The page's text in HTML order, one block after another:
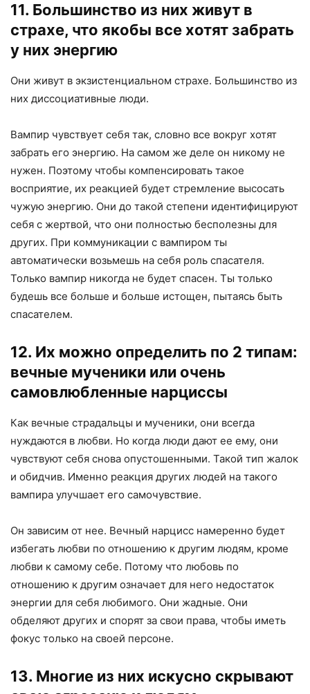
11. Большинство из них живут в
страхе, что якобы все хотят забрать
у них энергию
Они живут в экзистенциальном страхе. Большинство из
них диссоциативные люди.
Вампир чувствует себя так, словно все вокруг хотят
забрать его энергию. На самом же деле он никому не
нужен. Поэтому чтобы компенсировать такое
восприятие, их реакцией будет стремление высосать
чужую энергию. Они до такой степени идентифицируют
себя с жертвой, что они полностью бесполезны для
других. При коммуникации с вампиром ты
автоматически возьмешь на себя роль спасателя.
Только вампир никогда не будет спасен. Ты только
будешь все больше и больше истощен, пытаясь быть
спасателем.
12. Их можно определить по 2 типам:
вечные мученики или очень
самовлюбленные нарциссы
Как вечные страдальцы и мученики, они всегда
нуждаются в любви. Но когда люди дают ее ему, они
чувствуют себя снова опустошенными. Такой тип жалок
и обидчив. Именно реакция других людей на такого
вампира улучшает его самочувствие.
Он зависим от нее. Вечный нарцисс намеренно будет
избегать любви по отношению к другим людям, кроме
любви к самому себе. Потому что любовь по
отношению к другим означает для него недостаток
энергии для себя любимого. Они жадные. Они
обделяют других и спорят за свои права, чтобы иметь
фокус только на своей персоне.
13. Многие из них искусно скрывают